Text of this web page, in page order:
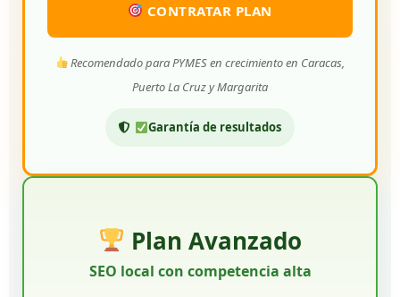
CONTRATAR PLAN
Recomendado para PYMES en crecimiento en Caracas,
Puerto La Cruz y Margarita
Garantía de resultados
Plan Avanzado
SEO local con competencia alta